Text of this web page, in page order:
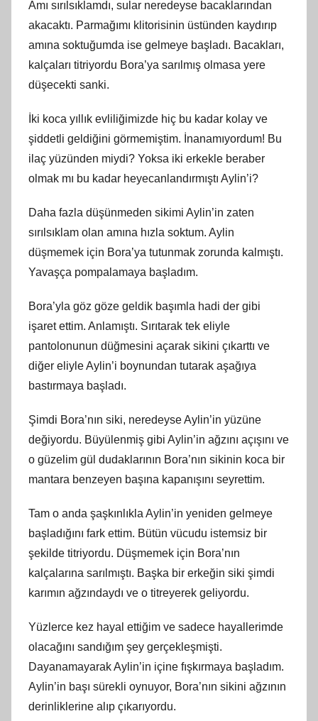
Amı sırılsıklamdı, sular neredeyse bacaklarından
akacaktı. Parmağımı klitorisinin üstünden kaydırıp
amına soktuğumda ise gelmeye başladı. Bacakları,
kalçaları titriyordu Bora’ya sarılmış olmasa yere
düşecekti sanki.
İki koca yıllık evliliğimizde hiç bu kadar kolay ve
şiddetli geldiğini görmemiştim. İnanamıyordum! Bu
ilaç yüzünden miydi? Yoksa iki erkekle beraber
olmak mı bu kadar heyecanlandırmıştı Aylin’i?
Daha fazla düşünmeden sikimi Aylin’in zaten
sırılsıklam olan amına hızla soktum. Aylin
düşmemek için Bora’ya tutunmak zorunda kalmıştı.
Yavaşça pompalamaya başladım.
Bora’yla göz göze geldik başımla hadi der gibi
işaret ettim. Anlamıştı. Sırıtarak tek eliyle
pantolonunun düğmesini açarak sikini çıkarttı ve
diğer eliyle Aylin’i boynundan tutarak aşağıya
bastırmaya başladı.
Şimdi Bora’nın siki, neredeyse Aylin’in yüzüne
değiyordu. Büyülenmiş gibi Aylin’in ağzını açışını ve
o güzelim gül dudaklarının Bora’nın sikinin koca bir
mantara benzeyen başına kapanışını seyrettim.
Tam o anda şaşkınlıkla Aylin’in yeniden gelmeye
başladığını fark ettim. Bütün vücudu istemsiz bir
şekilde titriyordu. Düşmemek için Bora’nın
kalçalarına sarılmıştı. Başka bir erkeğin siki şimdi
karımın ağzındaydı ve o titreyerek geliyordu.
Yüzlerce kez hayal ettiğim ve sadece hayallerimde
olacağını sandığım şey gerçekleşmişti.
Dayanamayarak Aylin’in içine fışkırmaya başladım.
Aylin’in başı sürekli oynuyor, Bora’nın sikini ağzının
derinliklerine alıp çıkarıyordu.